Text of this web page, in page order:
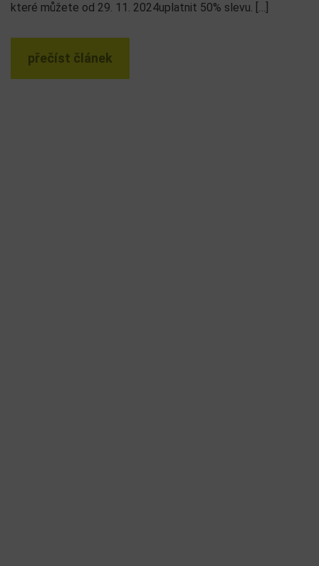
které můžete od 29. 11. 2024uplatnit 50% slevu. […]
přečíst článek